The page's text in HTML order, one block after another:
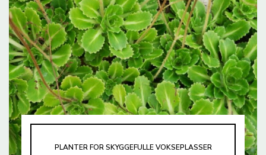
PLANTER FOR SKYGGEFULLE VOKSEPLASSER